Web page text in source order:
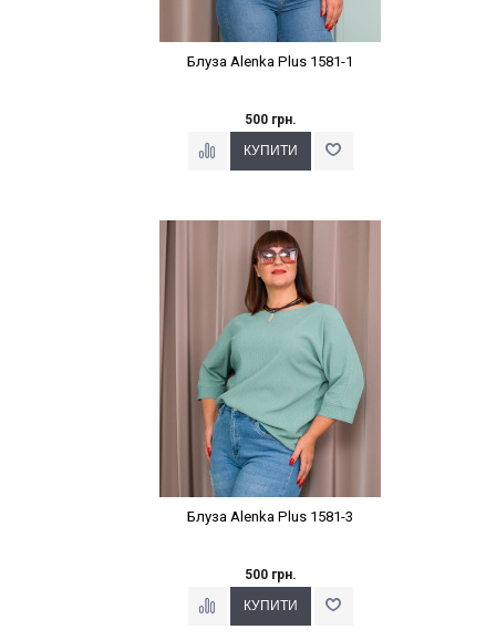
Блуза Alenka Plus 1581-1
500 грн.
Наклейки Варіант з %
Блуза Alenka Plus 1581-3
500 грн.